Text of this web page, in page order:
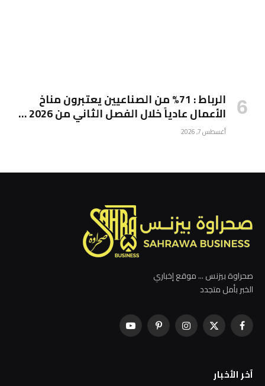
الرباط : 71% من الصناعيين يعتبرون مناخ
الأعمال عادياً خلال الفصل الثاني من 2026 …
أغسطس 7, 2026
صحراوة بيزنس ... موقع إخباري
الخبر بأمل متجدد
فيسبوكX
الانستغرامبينتيريستيوتيوب
آخر الأخبار